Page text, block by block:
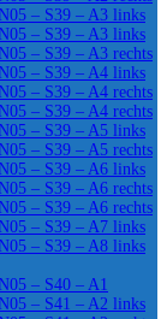
– S39 – A3 links
– S39 – A3 links
– S39 – A3 rechts
– S39 – A4 links
– S39 – A4 rechts
– S39 – A4 rechts
– S39 – A5 links
– S39 – A5 rechts
– S39 – A6 links
– S39 – A6 rechts
– S39 – A6 rechts
– S39 – A7 links
– S39 – A8 links
– S40 – A1
– S41 – A2 links